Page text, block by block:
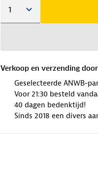
Verkoop en verzending door
Geselecteerde ANWB-
Voor 21:30 besteld
40 dagen bedenktijd!
Sinds 2018 een divers